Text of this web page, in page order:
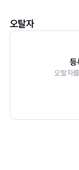
09 유사한 영역 한
[응용 예제] 누끼 이
11 원근감을 살려
12 브러시로 칠한
오탈자
등
오탈자